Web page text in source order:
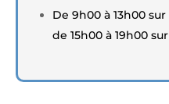
De 9h00 à 13h00 sur
de 15h00 à 19h00 sur